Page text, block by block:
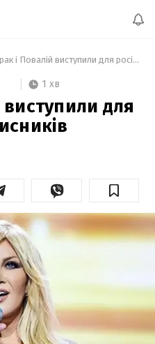
Лорак і Повалій виступили для російських "захисників вітчизни"
1 хв
для